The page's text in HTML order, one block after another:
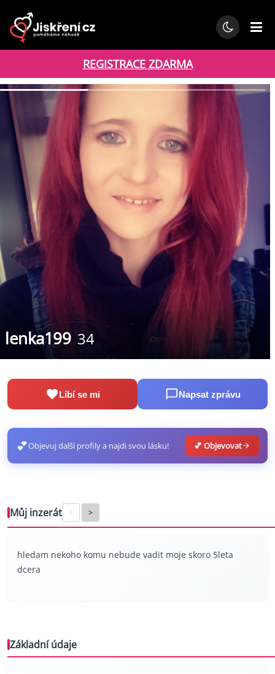
REGISTRACE ZDARMA
lenka199 34
Líbí se mi Napsat zprávu
💕Objevuj další profily a najdi svou lásku! 💕 Objevovat
Můj inzerát < >
hledam nekoho komu nebude vadit moje skoro 5leta
dcera
Základní údaje